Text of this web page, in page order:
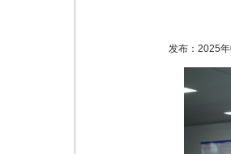
发布：2025